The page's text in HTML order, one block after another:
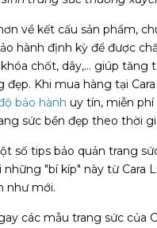
về kết cấu sản phẩm,
hành định kỳ để được
chốt, dây,... giúp tăng
đẹp. Khi mua hàng tại
bảo hành uy tín, miễn
sức bền đẹp theo thời
số tips bảo quản trang
"bí kíp" này từ Cara
như mới.
các mẫu trang sức của